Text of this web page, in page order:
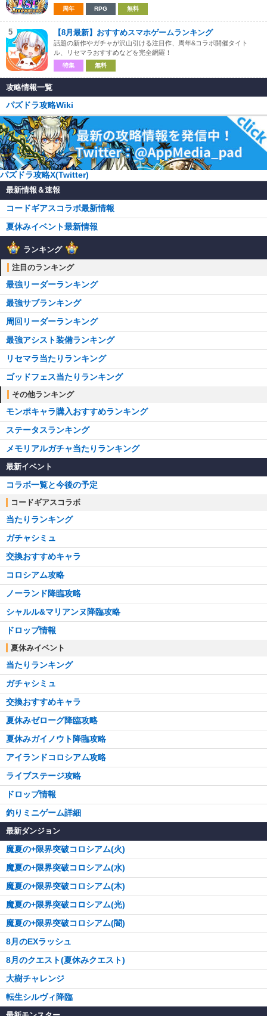
周年 RPG 無料
5 【8月最新】おすすめスマホゲームランキング
話題の新作やガチャが沢山引ける注目作、周年&コラボ開催タイト
ル、リセマラおすすめなどを完全網羅！
特集 無料
攻略情報一覧
パズドラ攻略Wiki
パズドラ攻略X(Twitter)
最新情報＆速報
コードギアスコラボ最新情報
夏休みイベント最新情報
ランキング
注目のランキング
最強リーダーランキング
最強サブランキング
周回リーダーランキング
最強アシスト装備ランキング
リセマラ当たりランキング
ゴッドフェス当たりランキング
その他ランキング
モンポキャラ購入おすすめランキング
ステータスランキング
メモリアルガチャ当たりランキング
最新イベント
コラボ一覧と今後の予定
コードギアスコラボ
当たりランキング
ガチャシミュ
交換おすすめキャラ
コロシアム攻略
ノーランド降臨攻略
シャルル&マリアンヌ降臨攻略
ドロップ情報
夏休みイベント
当たりランキング
ガチャシミュ
交換おすすめキャラ
夏休みゼローグ降臨攻略
夏休みガイノウト降臨攻略
アイランドコロシアム攻略
ライブステージ攻略
ドロップ情報
釣りミニゲーム詳細
最新ダンジョン
魔夏の+限界突破コロシアム(火)
魔夏の+限界突破コロシアム(水)
魔夏の+限界突破コロシアム(木)
魔夏の+限界突破コロシアム(光)
魔夏の+限界突破コロシアム(闇)
8月のEXラッシュ
8月のクエスト(夏休みクエスト)
大樹チャレンジ
転生シルヴィ降臨